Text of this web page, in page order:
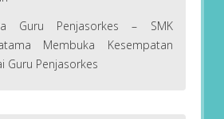
Guru Penjasorkes – SMK
Membuka Kesempatan
Guru Penjasorkes